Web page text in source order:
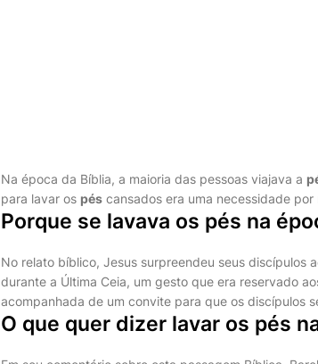
Na época da Bíblia, a maioria das pessoas viajava a
para lavar os pés cansados era uma necessidade
Porque se lavava os pés na
No relato bíblico, Jesus surpreendeu seus discípulos
durante a Última Ceia, um gesto que era reservado
acompanhada de um convite para que os discípulos
O que quer dizer lavar os pés